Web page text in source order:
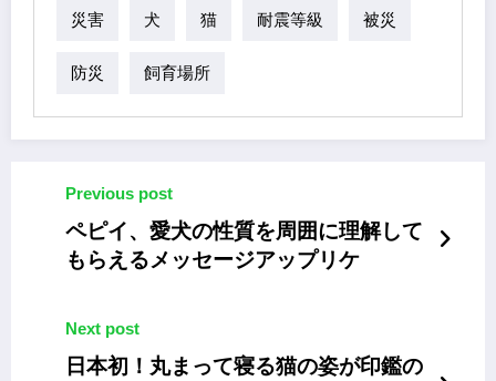
災害 犬 猫 耐震等級 被災
防災 飼育場所
Previous post
ペピイ、愛犬の性質を周囲に理解して
もらえるメッセージアップリケ
Next post
日本初！丸まって寝る猫の姿が印鑑の